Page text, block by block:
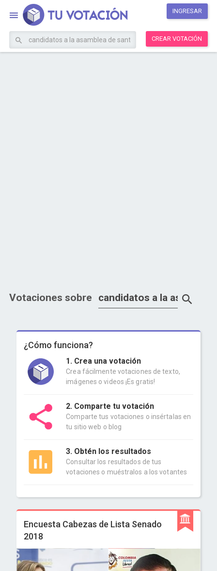
INGRESAR
CREAR VOTACIÓN
Votaciones sobre
¿Cómo funciona?
1. Crea una votación
Crea fácilmente votaciones de texto,
imágenes o videos ¡Es gratis!
2. Comparte tu votación
Comparte tus votaciones o insértalas en
tu sitio web o blog
3. Obtén los resultados
Consultar los resultados de tus
votaciones o muéstralos a los votantes
Encuesta Cabezas de Lista Senado
2018